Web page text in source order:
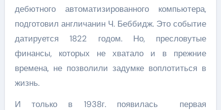
дебютного автоматизированного компьютера,
подготовил англичанин Ч. Беббидж. Это событие
датируется 1822 годом. Но, пресловутые
финансы, которых не хватало и в прежние
времена, не позволили задумке воплотиться в
жизнь.
И только в 1938г. появилась первая